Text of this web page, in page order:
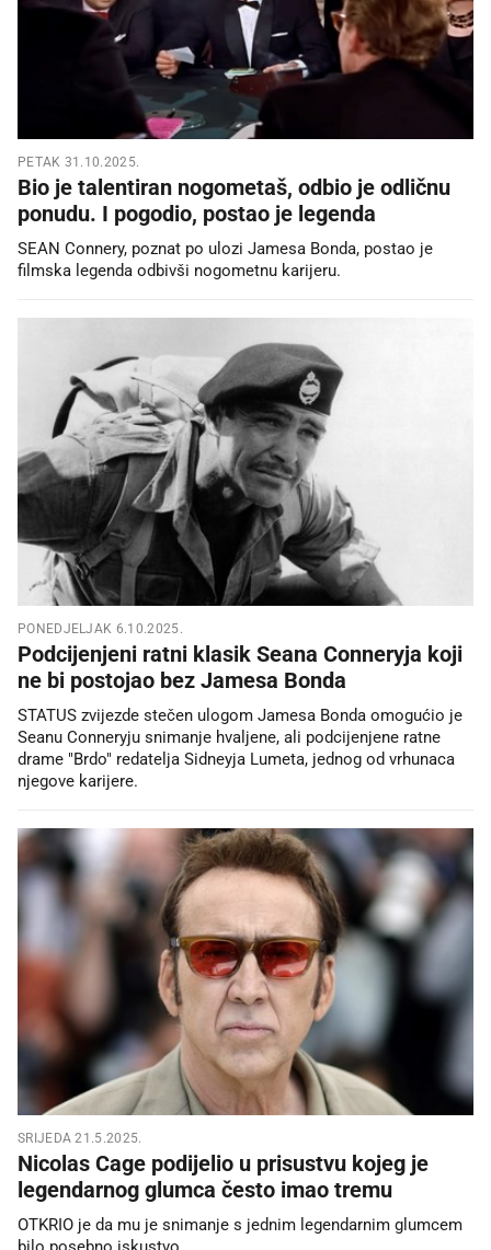
PETAK 31.10.2025.
Bio je talentiran nogometaš, odbio je odličnu
ponudu. I pogodio, postao je legenda
SEAN Connery, poznat po ulozi Jamesa Bonda, postao je
filmska legenda odbivši nogometnu karijeru.
PONEDJELJAK 6.10.2025.
Podcijenjeni ratni klasik Seana Conneryja koji
ne bi postojao bez Jamesa Bonda
STATUS zvijezde stečen ulogom Jamesa Bonda omogućio je
Seanu Conneryju snimanje hvaljene, ali podcijenjene ratne
drame "Brdo" redatelja Sidneyja Lumeta, jednog od vrhunaca
njegove karijere.
SRIJEDA 21.5.2025.
Nicolas Cage podijelio u prisustvu kojeg je
legendarnog glumca često imao tremu
OTKRIO je da mu je snimanje s jednim legendarnim glumcem